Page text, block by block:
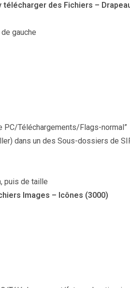
des Fichiers –
gauche
Téléchargements/Flags-normal”
dans un des Sous-dossiers de
puis de taille
Images – Icônes (3000)